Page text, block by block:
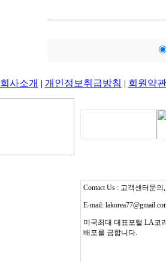
회사소개 | 개인정보취급방침 | 회원약관
Contact Us : 고객센터문의
E-mail:
미국최대 대표포털 LA코
배포를 금합니다.